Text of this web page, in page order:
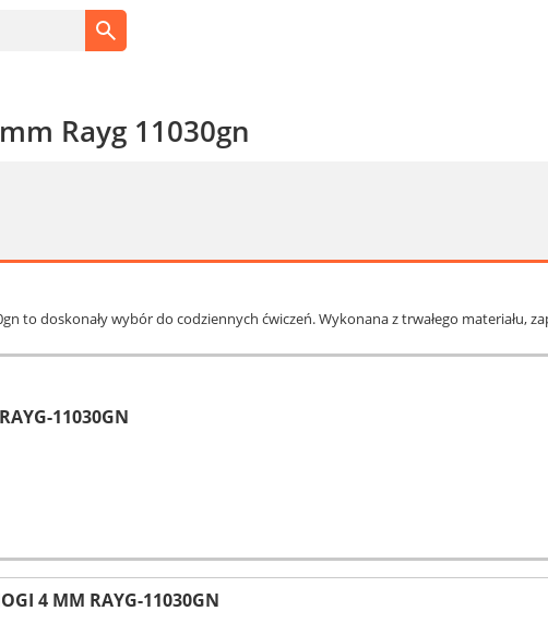
Rayg 11030gn
to doskonały wybór do codziennych ćwiczeń. Wykonana z trwałego materiału,
11030GN
4 MM RAYG-11030GN